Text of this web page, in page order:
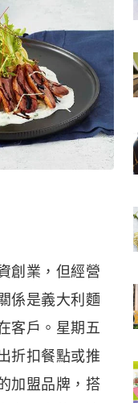
創業，但經營
係是義大利麵
客戶。星期五
折扣餐點或推
加盟品牌，搭